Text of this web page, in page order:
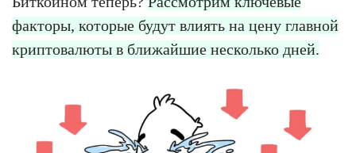
факторы, которые будут влиять на цену главной
криптовалюты в ближайшие несколько дней.